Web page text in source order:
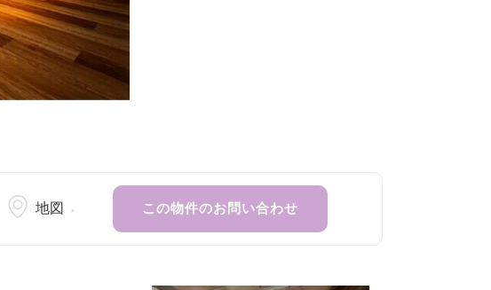
地図 この物件のお問い合わせ